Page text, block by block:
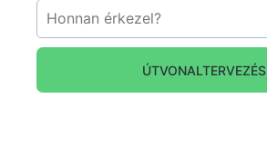
ÚTVONALTERVEZÉS